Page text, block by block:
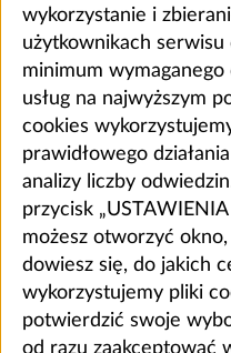
wykorzystanie i
użytkownikach serwisu
minimum wymaganego
usług na najwyższym
cookies
prawidłowego
analizy liczby
przycisk „USTAWIENIA
możesz otworzyć
dowiesz się, do jakich
wykorzystujemy pliki
potwierdzić swoje
od razu zaakceptować